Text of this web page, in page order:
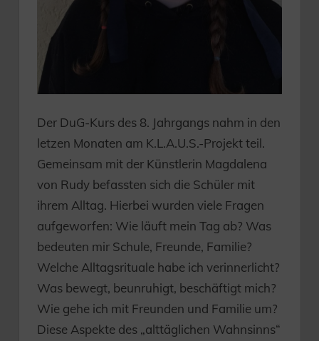
Der DuG-Kurs des 8. Jahrgangs nahm in den
letzen Monaten am K.L.A.U.S.-Projekt teil.
Gemeinsam mit der Künstlerin Magdalena
von Rudy befassten sich die Schüler mit
ihrem Alltag. Hierbei wurden viele Fragen
aufgeworfen: Wie läuft mein Tag ab? Was
bedeuten mir Schule, Freunde, Familie?
Welche Alltagsrituale habe ich verinnerlicht?
Was bewegt, beunruhigt, beschäftigt mich?
Wie gehe ich mit Freunden und Familie um?
Diese Aspekte des „alttäglichen Wahnsinns“